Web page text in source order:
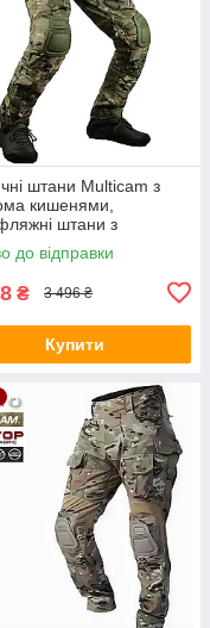
штани Multicam з
кишенями,
штани з
змінними
до відправки
₴ 3 496 ₴
Купити